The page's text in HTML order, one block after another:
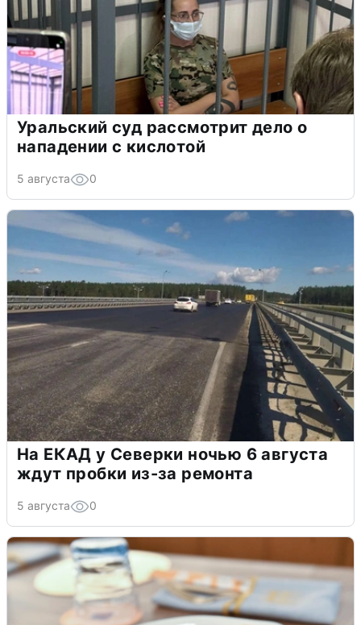
Уральский суд рассмотрит дело о
нападении с кислотой
5 августа 0
На ЕКАД у Северки ночью 6 августа
ждут пробки из-за ремонта
5 августа 0